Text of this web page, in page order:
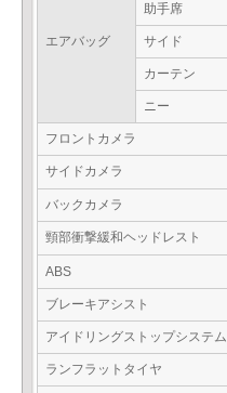
エアバッグ
助手席
サイド
カーテン
ニー
フロントカメラ
サイドカメラ
バックカメラ
頸部衝撃緩和ヘッドレスト
ABS
ブレーキアシスト
アイドリングストップシステム
ランフラットタイヤ